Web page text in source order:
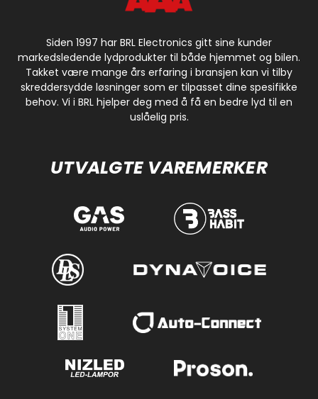
Siden 1997 har BRL Electronics gitt sine kunder
markedsledende lydprodukter til både hjemmet og bilen.
Takket være mange års erfaring i bransjen kan vi tilby
skreddersydde løsninger som er tilpasset dine spesifikke
behov. Vi i BRL hjelper deg med å få en bedre lyd til en
uslåelig pris.
UTVALGTE VAREMERKER